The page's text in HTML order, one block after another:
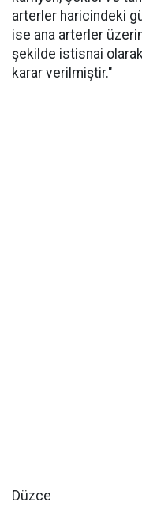
arterler haricindeki
ise ana arterler
şekilde istisnai
karar verilmiştir."
Düzce